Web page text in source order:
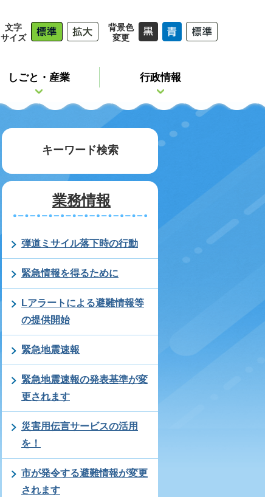
文字
サイズ
背景色
変更
しごと・産業 行政情報
キーワード検索
業務情報
弾道ミサイル落下時の行動
緊急情報を得るために
Lアラートによる避難情報等
の提供開始
緊急地震速報
緊急地震速報の発表基準が変
更されます
災害用伝言サービスの活用
を！
市が発令する避難情報が変更
されます